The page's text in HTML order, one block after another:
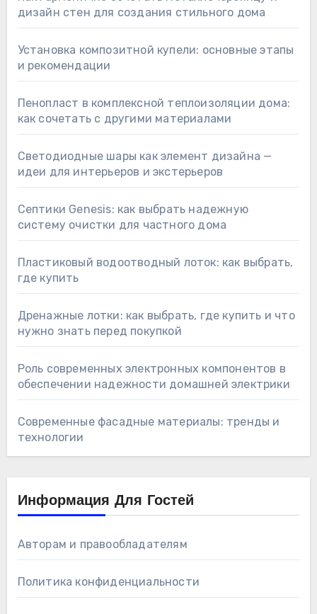
дизайн стен для создания стильного дома
Установка композитной купели: основные этапы
и рекомендации
Пенопласт в комплексной теплоизоляции дома:
как сочетать с другими материалами
Светодиодные шары как элемент дизайна —
идеи для интерьеров и экстерьеров
Септики Genesis: как выбрать надежную
систему очистки для частного дома
Пластиковый водоотводный лоток: как выбрать,
где купить
Дренажные лотки: как выбрать, где купить и что
нужно знать перед покупкой
Роль современных электронных компонентов в
обеспечении надежности домашней электрики
Современные фасадные материалы: тренды и
технологии
Информация Для Гостей
Авторам и правообладателям
Политика конфиденциальности